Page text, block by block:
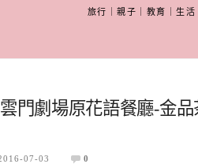
旅行｜親子｜教育｜生
門劇場原花語餐廳-金
07-03 0